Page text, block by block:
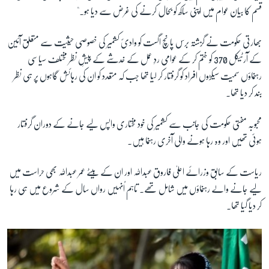
قسم کا بیان عوام میں اپنی ساکھ کو بحال کرنے کی غرض سے دیا ہو۔"
بھارتی حکومت نے گزشتہ برس پانچ اگست کو وادیٔ کشمیر کی خصوصی حیثیت سے متعلق آئین
کے آرٹیکل 370 کو ختم کر کے عوامی ردِ عمل کے خدشے کے پیشِ نظر مختلف سیاسی
رہنماؤں سمیت سیکڑوں افراد کو گرفتار کر لیا تھا جب کہ متعدد کو ان کی رہائش گاہوں پر ہی نظر
بند کر دیا تھا۔
محبوبہ مفتی حکومت کی جانب سے کشمیر کی خود مختاری واپس لیے جانے کے دوران گرفتار
ہوئی تھیں اور وہ رہا ہونے والی آخری رہنما ہیں۔
ریاست کے سابق وزرائے اعلیٰ فاروق عبداللہ اور ان کے بیٹے عمر عبداللہ بھی حراست میں
لیے جانے والے رہنماؤں میں شامل تھے۔ تاہم اُنہیں رواں سال کے شروع میں ہی رہا
کر دیا گیا تھا۔